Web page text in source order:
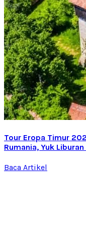
Tour Eropa Timur
Rumania, Yuk
Baca Artikel